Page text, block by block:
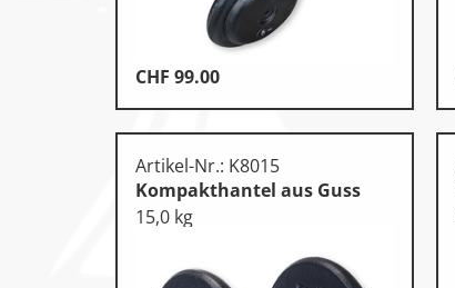
CHF 99.00
Artikel-Nr.: K8015
Kompakthantel aus Guss
15,0 kg